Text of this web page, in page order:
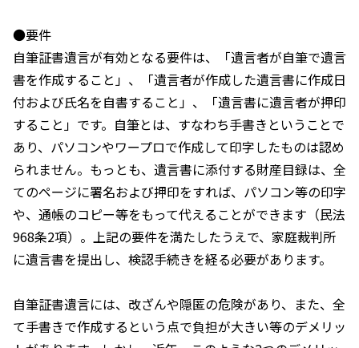
●要件
自筆証書遺言が有効となる要件は、「遺言者が自筆で遺言
書を作成すること」、「遺言者が作成した遺言書に作成日
付および氏名を自書すること」、「遺言書に遺言者が押印
すること」です。自筆とは、すなわち手書きということで
あり、パソコンやワープロで作成して印字したものは認め
られません。もっとも、遺言書に添付する財産目録は、全
てのページに署名および押印をすれば、パソコン等の印字
や、通帳のコピー等をもって代えることができます（民法
968条2項）。上記の要件を満たしたうえで、家庭裁判所
に遺言書を提出し、検認手続きを経る必要があります。
自筆証書遺言には、改ざんや隠匿の危険があり、また、全
て手書きで作成するという点で負担が大きい等のデメリッ